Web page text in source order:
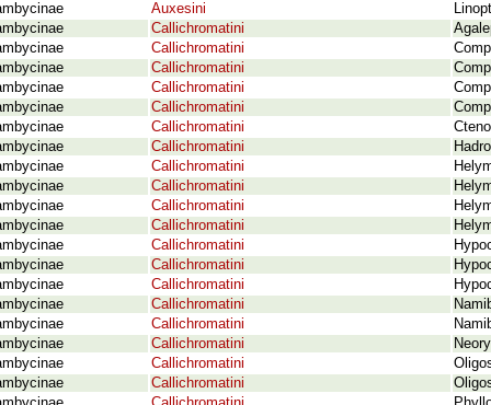
Auxesini
Callichromatini
Callichromatini
Callichromatini
Callichromatini
Callichromatini
Callichromatini
Callichromatini
Callichromatini
Callichromatini
Callichromatini
Callichromatini
Callichromatini
Callichromatini
Callichromatini
Callichromatini
Callichromatini
Callichromatini
Callichromatini
Callichromatini